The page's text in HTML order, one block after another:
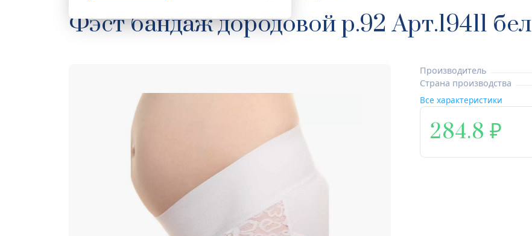
Фэст бандаж дородовой р.92 Арт.19411 бел
Производитель
Страна производства
Все характеристики
284.8